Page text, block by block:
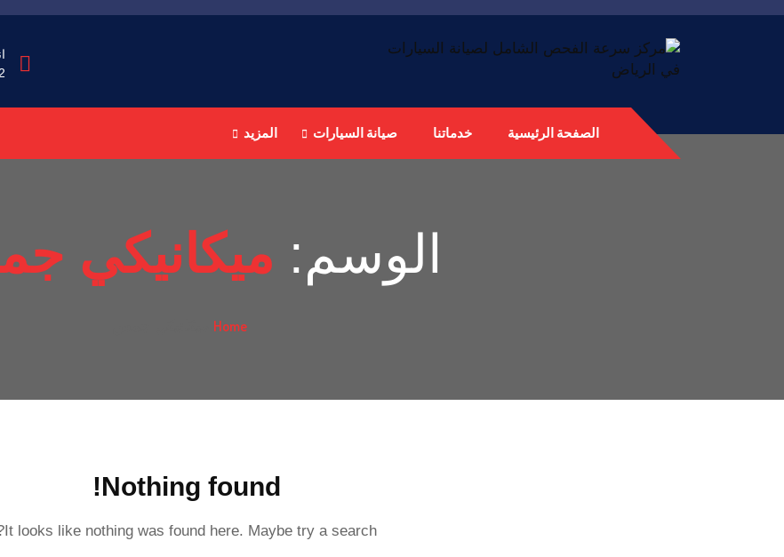
الصفحة الرئيسية خدماتنا صيانة السيارات المزيد
الوسم: ميكانيكي
Home
Nothing found!
It looks like nothing was found here. Maybe try a search?